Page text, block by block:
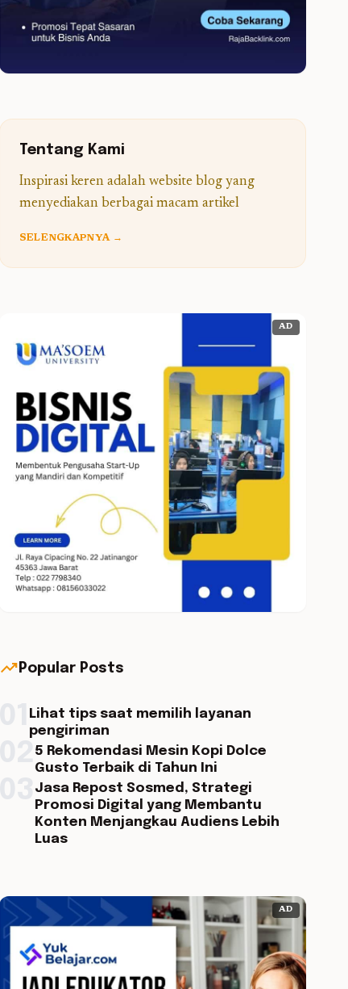
Tentang Kami
Inspirasi keren adalah website blog yang
menyediakan berbagai macam artikel
SELENGKAPNYA →
AD
trending_up Popular Posts
Lihat tips saat memilih layanan
pengiriman
5 Rekomendasi Mesin Kopi Dolce
Gusto Terbaik di Tahun Ini
Jasa Repost Sosmed, Strategi
Promosi Digital yang Membantu
Konten Menjangkau Audiens Lebih
Luas
AD